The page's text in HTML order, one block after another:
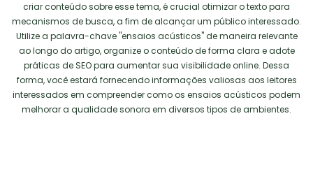
criar conteúdo sobre esse tema, é crucial otimizar o texto para
mecanismos de busca, a fim de alcançar um público interessado.
Utilize a palavra-chave "ensaios acústicos" de maneira relevante
ao longo do artigo, organize o conteúdo de forma clara e adote
práticas de SEO para aumentar sua visibilidade online. Dessa
forma, você estará fornecendo informações valiosas aos leitores
interessados em compreender como os ensaios acústicos podem
melhorar a qualidade sonora em diversos tipos de ambientes.